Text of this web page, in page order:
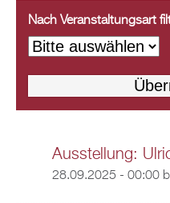
Nach Veranstaltungsart
Ausstellung:
28.09.2025 - 00:00